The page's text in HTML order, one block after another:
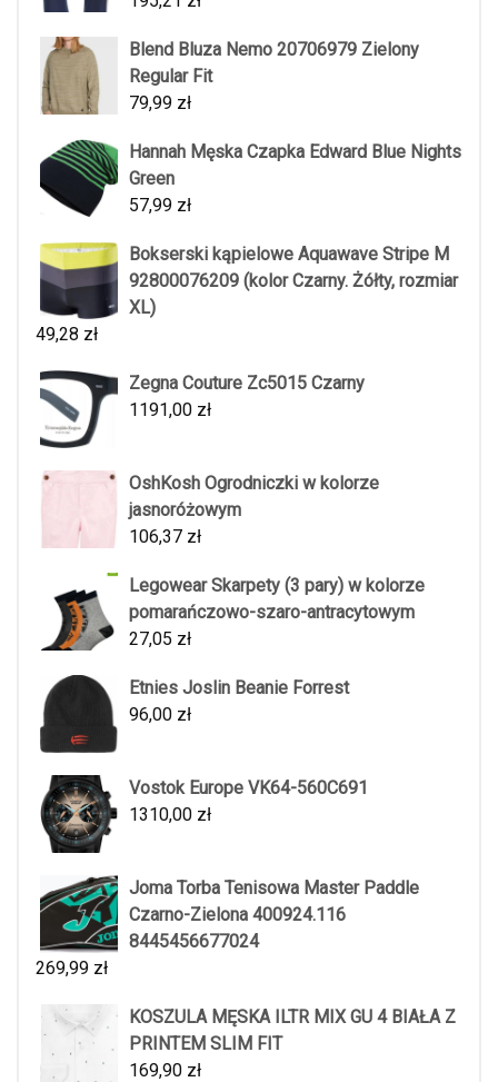
Blend Bluza Nemo 20706979 Zielony
Regular Fit
79,99 zł
Hannah Męska Czapka Edward Blue Nights
Green
57,99 zł
Bokserski kąpielowe Aquawave Stripe M
92800076209 (kolor Czarny. Żółty, rozmiar
XL)
49,28 zł
Zegna Couture Zc5015 Czarny
1191,00 zł
OshKosh Ogrodniczki w kolorze
jasnoróżowym
106,37 zł
Legowear Skarpety (3 pary) w kolorze
pomarańczowo-szaro-antracytowym
27,05 zł
Etnies Joslin Beanie Forrest
96,00 zł
Vostok Europe VK64-560C691
1310,00 zł
Joma Torba Tenisowa Master Paddle
Czarno-Zielona 400924.116
8445456677024
269,99 zł
KOSZULA MĘSKA ILTR MIX GU 4 BIAŁA Z
PRINTEM SLIM FIT
169,90 zł